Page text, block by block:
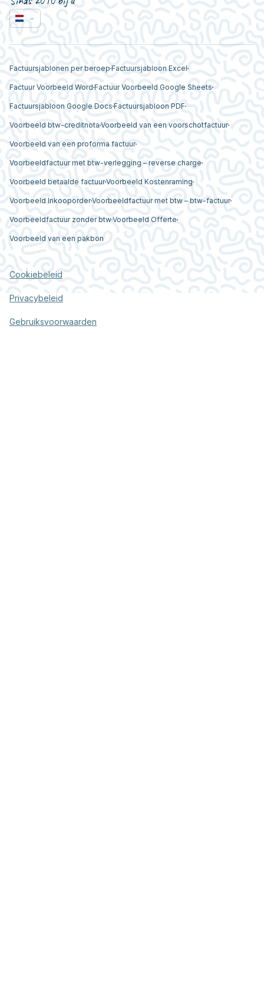
Factuursjablonen per beroep Factuursjabloon Excel
Factuur Voorbeeld Word Factuur Voorbeeld Google Sheets
Factuursjabloon Google Docs Factuursjabloon PDF
Voorbeeld btw-creditnota Voorbeeld van een voorschotfactuur
Voorbeeld van een proforma factuur
Voorbeeldfactuur met btw-verlegging – reverse charge
Voorbeeld betaalde factuurVoorbeeld Kostenraming
Voorbeeld InkooporderVoorbeeldfactuur met btw – btw-factuur
Voorbeeldfactuur zonder btwVoorbeeld Offerte
Voorbeeld van een pakbon
Cookiebeleid
Privacybeleid
Gebruiksvoorwaarden